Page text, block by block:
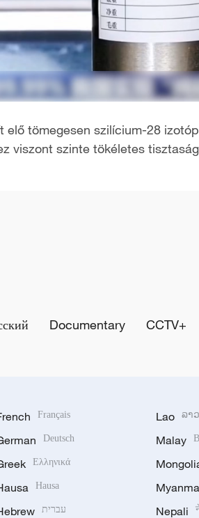
tömegesen szilícium-28
viszont szinte tökéletes
Documentary CCTV+
Français
Deutsch
Ελληνικά
Hausa
עברית
Lao ລາວ
Malay
Nepali